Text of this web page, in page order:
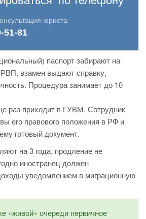
паспорт забирают на
взамен выдают справку,
Процедура занимает до 10
раз приходит в ГУВМ. Сотрудник
его правового положения в РФ и
готовый документ.
на 3 года, продление не
иностранец должен
уведомлением в миграционную
«живой» очереди первичное